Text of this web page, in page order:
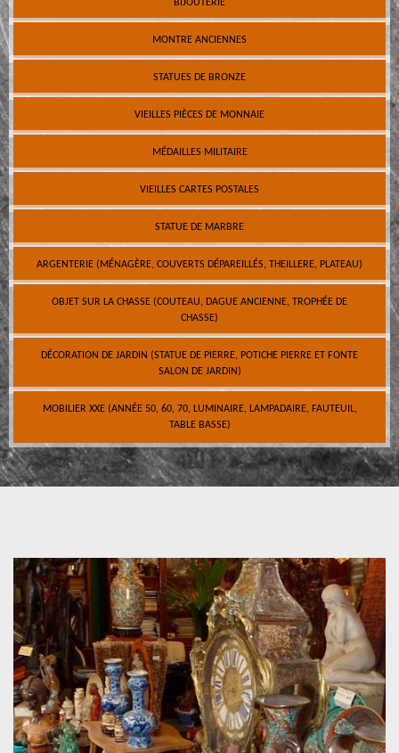
BIJOUTERIE
MONTRE ANCIENNES
STATUES DE BRONZE
VIEILLES PIÈCES DE MONNAIE
MÉDAILLES MILITAIRE
VIEILLES CARTES POSTALES
STATUE DE MARBRE
ARGENTERIE (MÉNAGÈRE, COUVERTS DÉPAREILLÉS, THEILLERE, PLATEAU)
OBJET SUR LA CHASSE (COUTEAU, DAGUE ANCIENNE, TROPHÉE DE
CHASSE)
DÉCORATION DE JARDIN (STATUE DE PIERRE, POTICHE PIERRE ET FONTE
SALON DE JARDIN)
MOBILIER XXE (ANNÉE 50, 60, 70, LUMINAIRE, LAMPADAIRE, FAUTEUIL,
TABLE BASSE)